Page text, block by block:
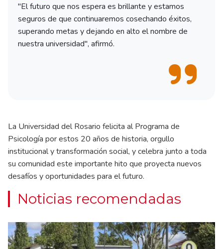
"El futuro que nos espera es brillante y estamos
seguros de que continuaremos cosechando éxitos,
superando metas y dejando en alto el nombre de
nuestra universidad", afirmó.
La Universidad del Rosario felicita al Programa de
Psicología por estos 20 años de historia, orgullo
institucional y transformación social, y celebra junto a toda
su comunidad este importante hito que proyecta nuevos
desafíos y oportunidades para el futuro.
Noticias recomendadas